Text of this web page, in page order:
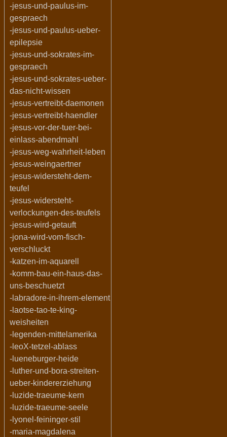
-jesus-und-paulus-im-
gespraech
-jesus-und-paulus-ueber-
epilepsie
-jesus-und-sokrates-im-
gespraech
-jesus-und-sokrates-ueber-
das-nicht-wissen
-jesus-vertreibt-daemonen
-jesus-vertreibt-haendler
-jesus-vor-der-tuer-bei-
einlass-abendmahl
-jesus-weg-wahrheit-leben
-jesus-weingaertner
-jesus-widersteht-dem-
teufel
-jesus-widersteht-
verlockungen-des-teufels
-jesus-wird-getauft
-jona-wird-vom-fisch-
verschluckt
-katzen-im-aquarell
-komm-bau-ein-haus-das-
uns-beschuetzt
-labradore-in-ihrem-element
-laotse-tao-te-king-
weisheiten
-legenden-mittelamerika
-leoX-tetzel-ablass
-lueneburger-heide
-luther-und-bora-streiten-
ueber-kindererziehung
-luzide-traeume-kern
-luzide-traeume-seele
-lyonel-feininger-stil
-maria-magdalena